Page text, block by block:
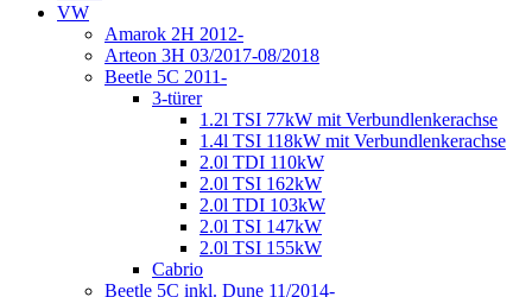
VW
Amarok 2H 2012-
Arteon 3H 03/2017-08/2018
Beetle 5C 2011-
3-türer
1.2l TSI 77kW mit Verbundlenkerachse
1.4l TSI 118kW mit Verbundlenkerachse
2.0l TDI 110kW
2.0l TSI 162kW
2.0l TDI 103kW
2.0l TSI 147kW
2.0l TSI 155kW
Cabrio
Beetle 5C inkl. Dune 11/2014-